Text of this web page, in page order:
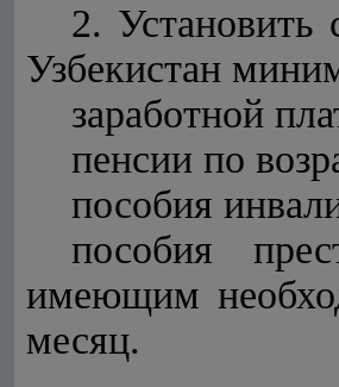
2. Установить
Узбекистан
заработной
пенсии по
пособия
пособия
имеющим
месяц.